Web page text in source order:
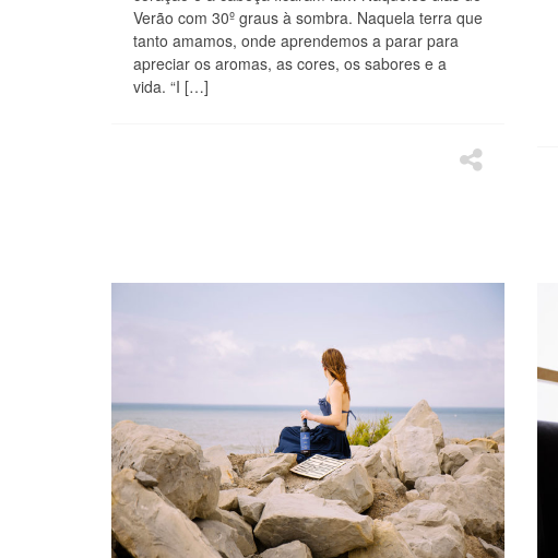
Verão com 30º graus à sombra. Naquela terra que
tanto amamos, onde aprendemos a parar para
apreciar os aromas, as cores, os sabores e a
vida. “I […]